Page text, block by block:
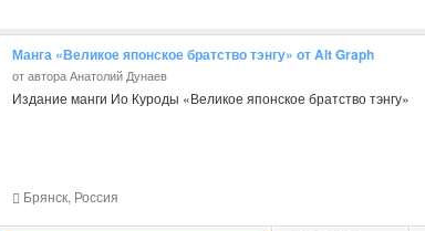
Манга «Великое японское братство тэнгу» от Alt Graph
от автора Анатолий Дунаев
Издание манги Ио Куроды «Великое японское братство тэнгу»
Брянск, Россия